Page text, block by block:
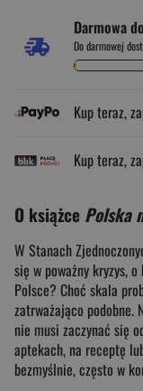
Darmowa
Do darmowej
Kup teraz,
Kup teraz,
O książce Polska
W Stanach
się w poważny kryzys,
Polsce? Choć skala
zatrważająco podobne.
nie musi zaczynać się
aptekach, na receptę
bezmyślnie, często w